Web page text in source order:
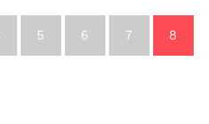
5 6 7 8